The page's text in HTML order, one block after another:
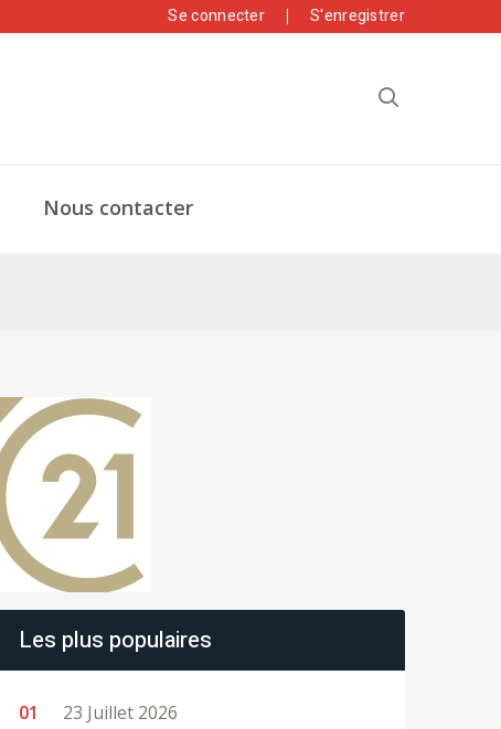
Se connecter S'enregistrer
Nous contacter
Les plus populaires
23 Juillet 2026